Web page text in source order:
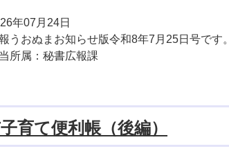
年07月24日
うおぬまお知らせ版令和8年7月25日号です。
所属：秘書広報課
育て便利帳（後編）